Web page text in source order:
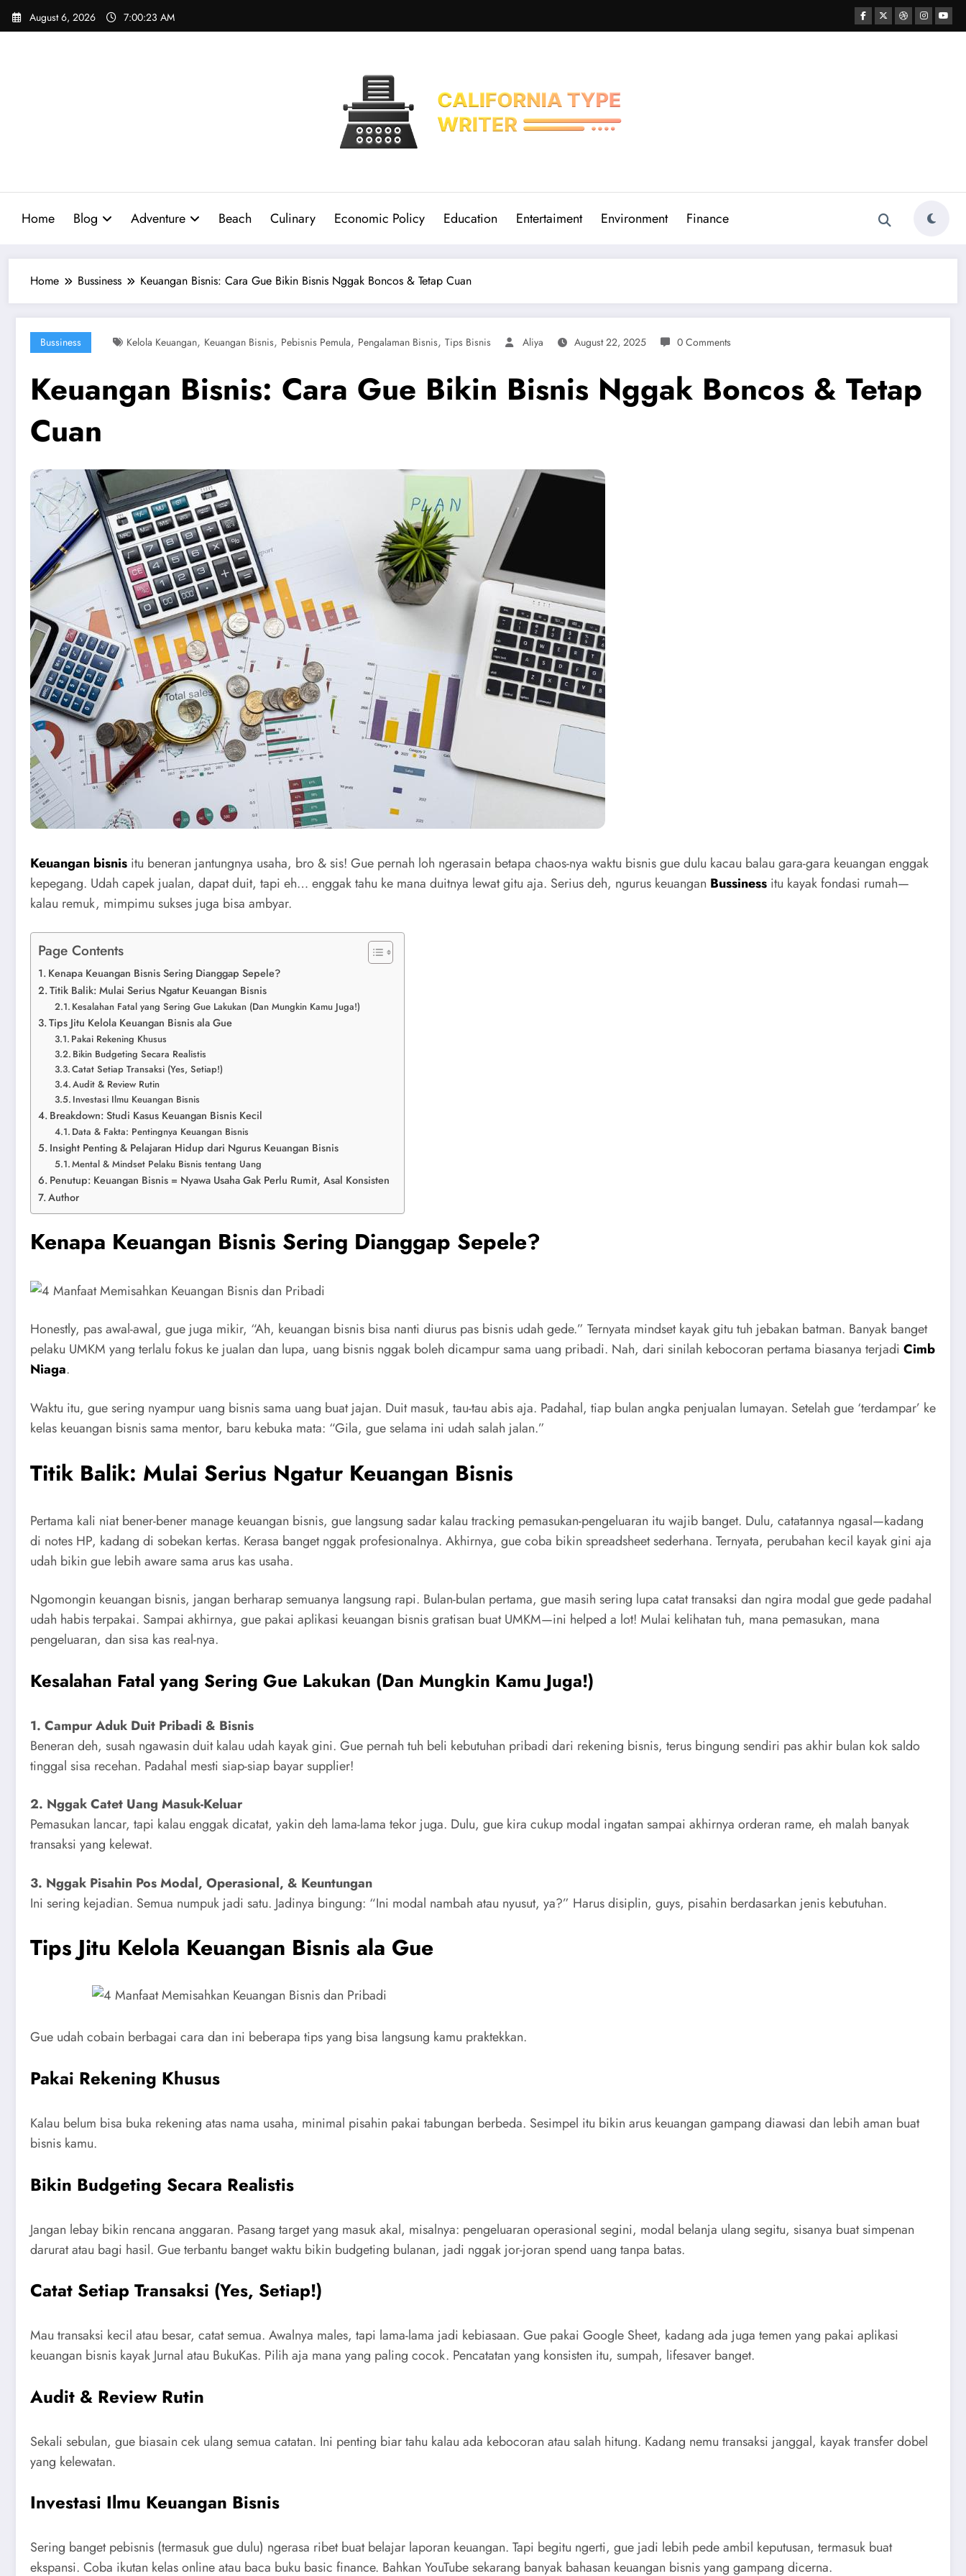
Skip
August 6, 2026 7:00:24 AM
Home Blog Adventure Beach Culinary Economic Policy Education Entertaiment Environment Finance
Home Bussiness Keuangan Bisnis: Cara Gue Bikin Bisnis Nggak Boncos & Tetap Cuan
Bussiness Kelola Keuangan, Keuangan Bisnis, Pebisnis Pemula, Pengalaman Bisnis, Tips Bisnis Aliya August 22, 2025 0 Comments
Keuangan Bisnis: Cara Gue Bikin Bisnis Nggak Boncos & Tetap
Cuan
Keuangan bisnis itu beneran jantungnya usaha, bro & sis! Gue pernah loh ngerasain betapa chaos-nya waktu bisnis gue dulu kacau balau gara-gara keuangan enggak
kepegang. Udah capek jualan, dapat duit, tapi eh… enggak tahu ke mana duitnya lewat gitu aja. Serius deh, ngurus keuangan Bussiness itu kayak fondasi rumah—
kalau remuk, mimpimu sukses juga bisa ambyar.
Page Contents
Kenapa Keuangan Bisnis Sering Dianggap Sepele?
Titik Balik: Mulai Serius Ngatur Keuangan Bisnis
Kesalahan Fatal yang Sering Gue Lakukan (Dan Mungkin Kamu Juga!)
Tips Jitu Kelola Keuangan Bisnis ala Gue
Pakai Rekening Khusus
Bikin Budgeting Secara Realistis
Catat Setiap Transaksi (Yes, Setiap!)
Audit & Review Rutin
Investasi Ilmu Keuangan Bisnis
Breakdown: Studi Kasus Keuangan Bisnis Kecil
Data & Fakta: Pentingnya Keuangan Bisnis
Insight Penting & Pelajaran Hidup dari Ngurus Keuangan Bisnis
Mental & Mindset Pelaku Bisnis tentang Uang
Penutup: Keuangan Bisnis = Nyawa Usaha Gak Perlu Rumit, Asal Konsisten
Author
Kenapa Keuangan Bisnis Sering Dianggap Sepele?
Honestly, pas awal-awal, gue juga mikir, “Ah, keuangan bisnis bisa nanti diurus pas bisnis udah gede.” Ternyata mindset kayak gitu tuh jebakan batman. Banyak banget
pelaku UMKM yang terlalu fokus ke jualan dan lupa, uang bisnis nggak boleh dicampur sama uang pribadi. Nah, dari sinilah kebocoran pertama biasanya terjadi Cimb
Niaga.
Waktu itu, gue sering nyampur uang bisnis sama uang buat jajan. Duit masuk, tau-tau abis aja. Padahal, tiap bulan angka penjualan lumayan. Setelah gue ‘terdampar’ ke
kelas keuangan bisnis sama mentor, baru kebuka mata: “Gila, gue selama ini udah salah jalan.”
Titik Balik: Mulai Serius Ngatur Keuangan Bisnis
Pertama kali niat bener-bener manage keuangan bisnis, gue langsung sadar kalau tracking pemasukan-pengeluaran itu wajib banget. Dulu, catatannya ngasal—kadang
di notes HP, kadang di sobekan kertas. Kerasa banget nggak profesionalnya. Akhirnya, gue coba bikin spreadsheet sederhana. Ternyata, perubahan kecil kayak gini aja
udah bikin gue lebih aware sama arus kas usaha.
Ngomongin keuangan bisnis, jangan berharap semuanya langsung rapi. Bulan-bulan pertama, gue masih sering lupa catat transaksi dan ngira modal gue gede padahal
udah habis terpakai. Sampai akhirnya, gue pakai aplikasi keuangan bisnis gratisan buat UMKM—ini helped a lot! Mulai kelihatan tuh, mana pemasukan, mana
pengeluaran, dan sisa kas real-nya.
Kesalahan Fatal yang Sering Gue Lakukan (Dan Mungkin Kamu Juga!)
1. Campur Aduk Duit Pribadi & Bisnis
Beneran deh, susah ngawasin duit kalau udah kayak gini. Gue pernah tuh beli kebutuhan pribadi dari rekening bisnis, terus bingung sendiri pas akhir bulan kok saldo
tinggal sisa recehan. Padahal mesti siap-siap bayar supplier!
2. Nggak Catet Uang Masuk-Keluar
Pemasukan lancar, tapi kalau enggak dicatat, yakin deh lama-lama tekor juga. Dulu, gue kira cukup modal ingatan sampai akhirnya orderan rame, eh malah banyak
transaksi yang kelewat.
3. Nggak Pisahin Pos Modal, Operasional, & Keuntungan
Ini sering kejadian. Semua numpuk jadi satu. Jadinya bingung: “Ini modal nambah atau nyusut, ya?” Harus disiplin, guys, pisahin berdasarkan jenis kebutuhan.
Tips Jitu Kelola Keuangan Bisnis ala Gue
Gue udah cobain berbagai cara dan ini beberapa tips yang bisa langsung kamu praktekkan.
Pakai Rekening Khusus
Kalau belum bisa buka rekening atas nama usaha, minimal pisahin pakai tabungan berbeda. Sesimpel itu bikin arus keuangan gampang diawasi dan lebih aman buat
bisnis kamu.
Bikin Budgeting Secara Realistis
Jangan lebay bikin rencana anggaran. Pasang target yang masuk akal, misalnya: pengeluaran operasional segini, modal belanja ulang segitu, sisanya buat simpenan
darurat atau bagi hasil. Gue terbantu banget waktu bikin budgeting bulanan, jadi nggak jor-joran spend uang tanpa batas.
Catat Setiap Transaksi (Yes, Setiap!)
Mau transaksi kecil atau besar, catat semua. Awalnya males, tapi lama-lama jadi kebiasaan. Gue pakai Google Sheet, kadang ada juga temen yang pakai aplikasi
keuangan bisnis kayak Jurnal atau BukuKas. Pilih aja mana yang paling cocok. Pencatatan yang konsisten itu, sumpah, lifesaver banget.
Audit & Review Rutin
Sekali sebulan, gue biasain cek ulang semua catatan. Ini penting biar tahu kalau ada kebocoran atau salah hitung. Kadang nemu transaksi janggal, kayak transfer dobel
yang kelewatan.
Investasi Ilmu Keuangan Bisnis
Sering banget pebisnis (termasuk gue dulu) ngerasa ribet buat belajar laporan keuangan. Tapi begitu ngerti, gue jadi lebih pede ambil keputusan, termasuk buat
ekspansi. Coba ikutan kelas online atau baca buku basic finance. Bahkan YouTube sekarang banyak bahasan keuangan bisnis yang gampang dicerna.